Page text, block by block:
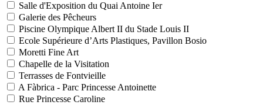
Salle d'Exposition du Quai Antoine Ier
Galerie des Pêcheurs
Piscine Olympique Albert II du Stade Louis II
Ecole Supérieure d’Arts Plastiques, Pavillon Bosio
Moretti Fine Art
Chapelle de la Visitation
Terrasses de Fontvieille
A Fàbrica - Parc Princesse Antoinette
Rue Princesse Caroline